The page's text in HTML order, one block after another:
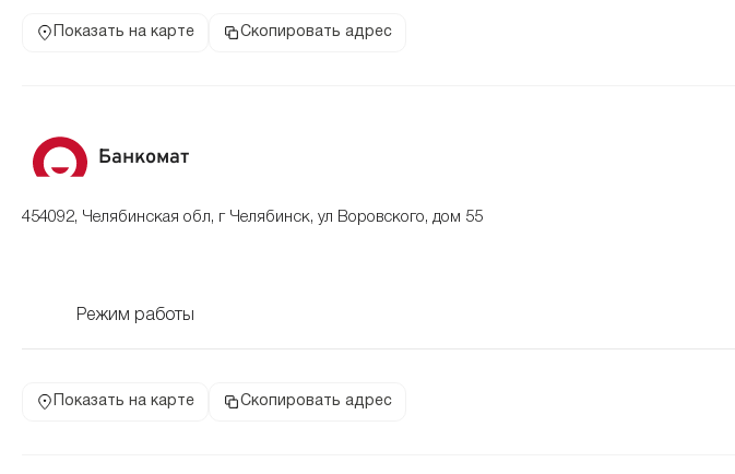
Показать на карте Скопировать адрес
Банкомат
454092, Челябинская обл, г Челябинск, ул Воровского, дом 55
Режим работы
Показать на карте Скопировать адрес